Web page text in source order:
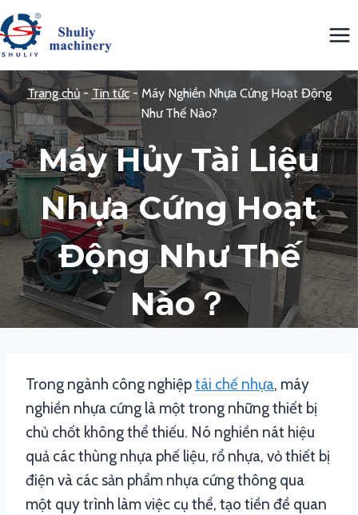
Skip
to
content
Trang chủ-Tin tức-Máy Nghiền Nhựa Cứng Hoạt Động
Như Thế Nào?
Máy Hủy Tài Liệu
Nhựa Cứng Hoạt
Động Như Thế
Nào？
Trong ngành công nghiệptái chế nhựa, máy
nghiền nhựa cứng là một trong những thiết bị
chủ chốt không thể thiếu. Nó nghiền nát hiệu
quả các thùng nhựa phế liệu, rổ nhựa, vỏ thiết bị
điện và các sản phẩm nhựa cứng thông qua
một quy trình làm việc cụ thể, tạo tiền đề quan